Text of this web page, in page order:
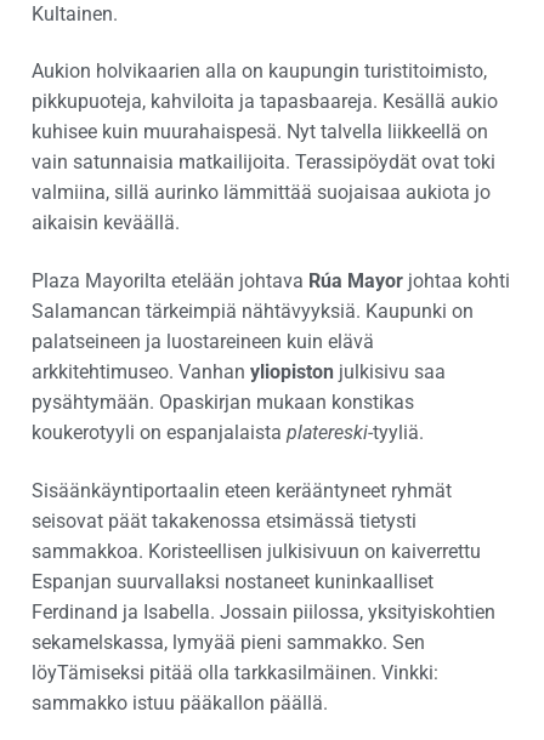
Kultainen.
Aukion holvikaarien alla on kaupungin turistitoimisto,
pikkupuoteja, kahviloita ja tapasbaareja. Kesällä aukio
kuhisee kuin muurahaispesä. Nyt talvella liikkeellä on
vain satunnaisia matkailijoita. Terassipöydät ovat toki
valmiina, sillä aurinko lämmittää suojaisaa aukiota jo
aikaisin keväällä.
Plaza Mayorilta etelään johtava Rúa Mayor johtaa kohti
Salamancan tärkeimpiä nähtävyyksiä. Kaupunki on
palatseineen ja luostareineen kuin elävä
arkkitehtimuseo. Vanhan yliopiston julkisivu saa
pysähtymään. Opaskirjan mukaan konstikas
koukerotyyli on espanjalaista platereski-tyyliä.
Sisäänkäyntiportaalin eteen kerääntyneet ryhmät
seisovat päät takakenossa etsimässä tietysti
sammakkoa. Koristeellisen julkisivuun on kaiverrettu
Espanjan suurvallaksi nostaneet kuninkaalliset
Ferdinand ja Isabella. Jossain piilossa, yksityiskohtien
sekamelskassa, lymyää pieni sammakko. Sen
löyTämiseksi pitää olla tarkkasilmäinen. Vinkki:
sammakko istuu pääkallon päällä.